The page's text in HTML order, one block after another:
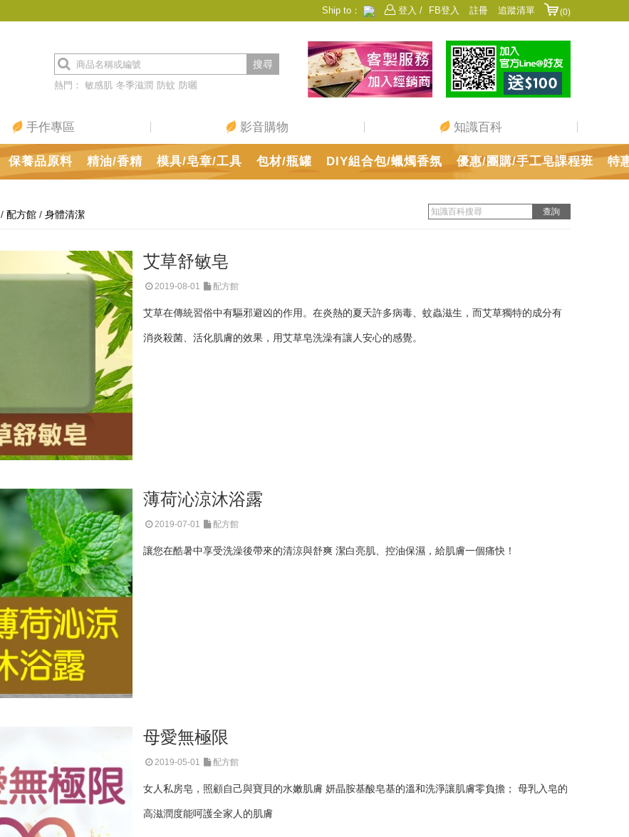
登入 / FB登入 註冊 追蹤清單
Ship to：
香港 日本 中國
澳門 美國 新加坡
熱門： 敏感肌 冬季滋潤 防蚊 防曬
搜尋
保養品原料 精油/香精 模具/皂章/工具 包材/瓶罐 DIY組合包/蠟燭香氛 優惠/團購/手工皂課程班 特
(0)
手作專區 影音購物 知識百科
/配方館 /身體清潔
艾草舒敏皂
2019-08-01 配方館
艾草在傳統習俗中有驅邪避凶的作用。在炎熱的夏天許多病毒、蚊蟲滋生，而艾草獨特的成分有
消炎殺菌、活化肌膚的效果，用艾草皂洗澡有讓人安心的感覺。
薄荷沁涼沐浴露
2019-07-01 配方館
讓您在酷暑中享受洗澡後帶來的清涼與舒爽 潔白亮肌、控油保濕，給肌膚一個痛快！
母愛無極限
2019-05-01 配方館
女人私房皂，照顧自己與寶貝的水嫩肌膚 妍晶胺基酸皂基的溫和洗淨讓肌膚零負擔； 母乳入皂的
高滋潤度能呵護全家人的肌膚